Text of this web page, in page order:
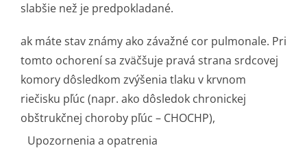
slabšie než je predpokladané.
ak máte stav známy ako závažné cor pulmonale. Pri
tomto ochorení sa zväčšuje pravá strana srdcovej
komory dôsledkom zvýšenia tlaku v krvnom
riečisku pľúc (napr. ako dôsledok chronickej
obštrukčnej choroby pľúc – CHOCHP),
Upozornenia a opatrenia